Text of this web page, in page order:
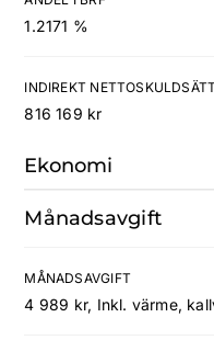
1.2171 %
INDIREKT
816 169 kr
Ekonomi
Månadsavgift
MÅNADSAVGIFT
4 989 kr, Inkl. värme,